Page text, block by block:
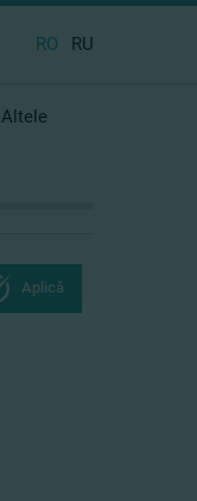
RO RU
Altele
Aplică